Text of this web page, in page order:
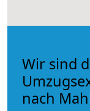
Wir sind
nach